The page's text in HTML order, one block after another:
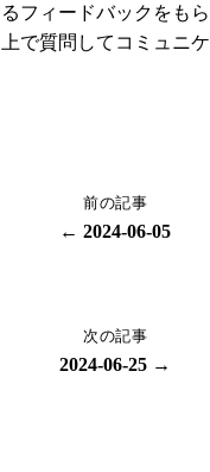
フィードバックをも
で質問してコミュニ
前の記事
← 2024-06-05
次の記事
2024-06-25 →